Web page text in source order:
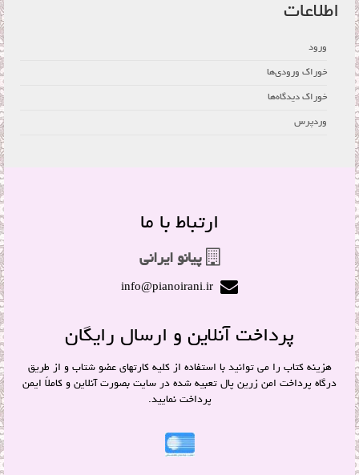
اطلاعات
ورود
خوراک ورودی‌ها
خوراک دیدگاه‌ها
وردپرس
ارتباط با ما
پیانو ایرانی
پرداخت آنلاین و ارسال رایگان
هزینه کتاب را می توانید با استفاده از کلیه کارتهای عضو شتاب و از طریق
درگاه پرداخت امن زرین پال تعبیه شده در سایت بصورت آنلاین و کاملاً ایمن
پرداخت نمایید.